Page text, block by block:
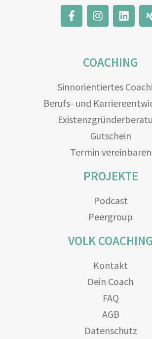
COACHING
Sinnorientiertes
Berufs- und
Gutschein
Termin vereinbaren
PROJEKTE
Podcast
Peergroup
VOLK COACHING
Kontakt
Dein Coach
FAQ
AGB
Datenschutz